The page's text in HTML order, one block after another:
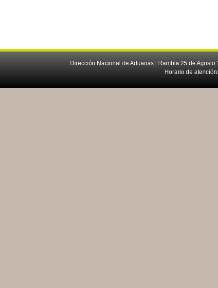
Dirección Nacional de Aduanas | Rambla 25 de
Horario de